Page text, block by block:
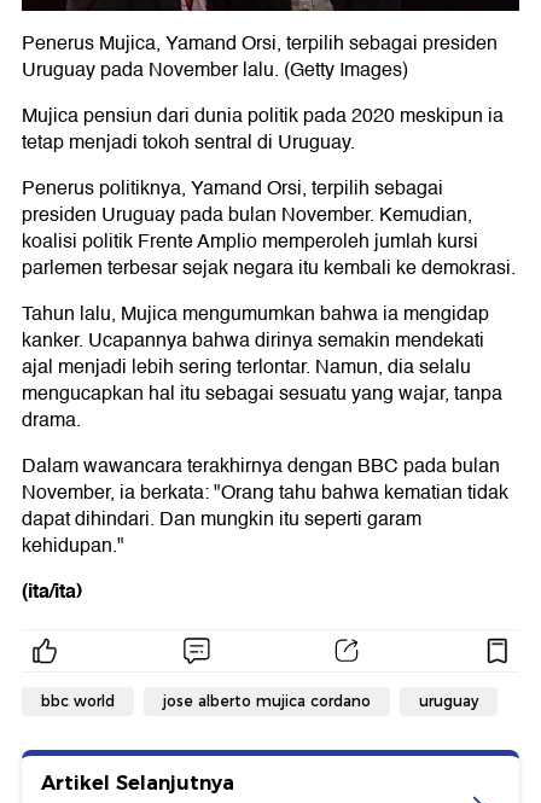
Penerus Mujica, Yamand Orsi, terpilih sebagai presiden
Uruguay pada November lalu. (Getty Images)
Mujica pensiun dari dunia politik pada 2020 meskipun ia
tetap menjadi tokoh sentral di Uruguay.
Penerus politiknya, Yamand Orsi, terpilih sebagai
presiden Uruguay pada bulan November. Kemudian,
koalisi politik Frente Amplio memperoleh jumlah kursi
parlemen terbesar sejak negara itu kembali ke demokrasi.
Tahun lalu, Mujica mengumumkan bahwa ia mengidap
kanker. Ucapannya bahwa dirinya semakin mendekati
ajal menjadi lebih sering terlontar. Namun, dia selalu
mengucapkan hal itu sebagai sesuatu yang wajar, tanpa
drama.
Dalam wawancara terakhirnya dengan BBC pada bulan
November, ia berkata: "Orang tahu bahwa kematian tidak
dapat dihindari. Dan mungkin itu seperti garam
kehidupan."
(ita/ita)
bbc world jose alberto mujica cordano uruguay
Artikel Selanjutnya